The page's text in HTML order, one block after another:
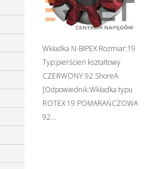
Wkładka N-BIPEX Rozmiar:19
Typ:pierścień kształtowy
CZERWONY 92 ShoreA
[Odpowiednik:Wkładka typu
ROTEX 19 POMARAŃCZOWA
92...